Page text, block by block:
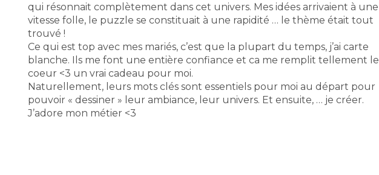
qui résonnait complètement dans cet univers. Mes idées arrivaient à une
vitesse folle, le puzzle se constituait à une rapidité … le thème était tout
trouvé !
Ce qui est top avec mes mariés, c’est que la plupart du temps, j’ai carte
blanche. Ils me font une entière confiance et ca me remplit tellement le
coeur <3 un vrai cadeau pour moi.
Naturellement, leurs mots clés sont essentiels pour moi au départ pour
pouvoir « dessiner » leur ambiance, leur univers. Et ensuite, … je créer.
J’adore mon métier <3